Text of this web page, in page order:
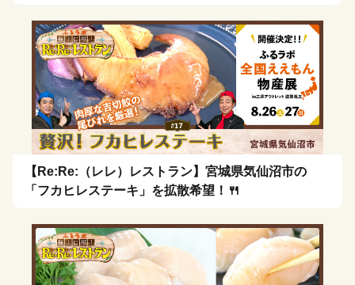
【Re:Re:（レレ）レストラン】宮城県気仙沼市の
「フカヒレステーキ」を拡散希望！🍴